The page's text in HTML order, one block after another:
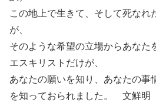
この地上で生きて、そして死なれ
が、
そのような希望の立場からあなた
エスキリストだけが、
あなたの願いを知り、あなたの事
を知っておられました。 文鮮明